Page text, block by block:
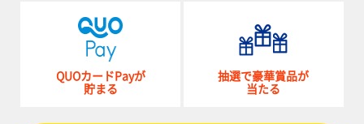
QUOカードPayが
貯まる
抽選で豪華賞品が
当たる